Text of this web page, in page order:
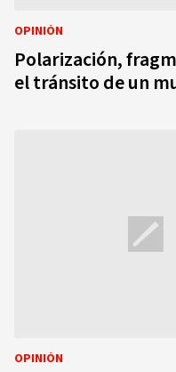
OPINIÓN
Polarización,
el tránsito de un
OPINIÓN